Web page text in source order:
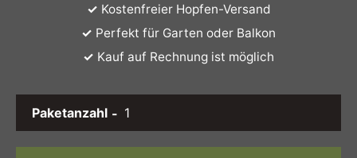
✓ Kostenfreier Hopfen-Versand
✓ Perfekt für Garten oder Balkon
✓ Kauf auf Rechnung ist möglich
Paketanzahl